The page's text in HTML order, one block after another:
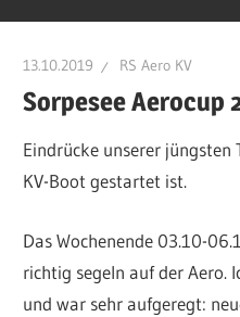
13.10.2019 RS Aero KV
Sorpesee Aerocup
Eindrücke unserer
KV-Boot gestartet ist.
Das Wochenende 03.10-
richtig segeln auf der Aero.
und war sehr aufgeregt: